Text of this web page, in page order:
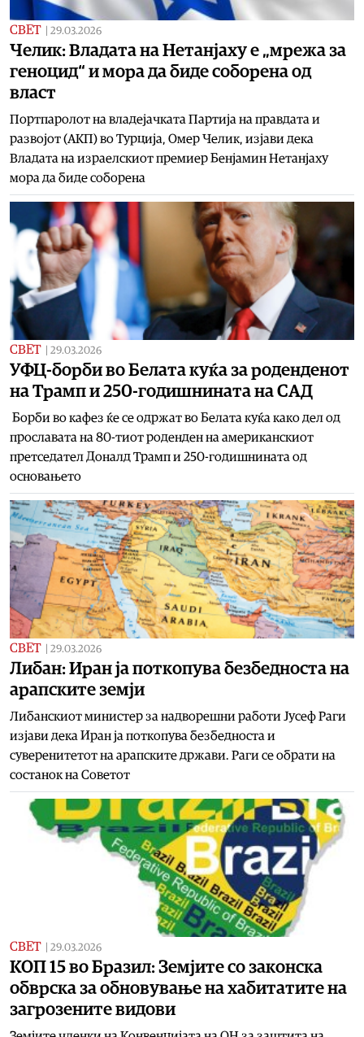
СВЕТ 29.03.2026
Челик: Владата на Нетанјаху е „мрежа за
геноцид“ и мора да биде соборена од
власт
Портпаролот на владејачката Партија на правдата и
развојот (АКП) во Турција, Омер Челик, изјави дека
Владата на израелскиот премиер Бенјамин Нетанјаху
мора да биде соборена
СВЕТ 29.03.2026
УФЦ-борби во Белата куќа за роденденот
на Трамп и 250-годишнината на САД
Борби во кафез ќе се одржат во Белата куќа како дел од
прославата на 80-тиот роденден на американскиот
претседател Доналд Трамп и 250-годишнината од
основањето
СВЕТ 29.03.2026
Либан: Иран ја поткопува безбедноста на
арапските земји
Либанскиот министер за надворешни работи Јусеф Раги
изјави дека Иран ја поткопува безбедноста и
суверенитетот на арапските држави. Раги се обрати на
состанок на Советот
СВЕТ 29.03.2026
КОП 15 во Бразил: Земјите со законска
обврска за обновување на хабитатите на
загрозените видови